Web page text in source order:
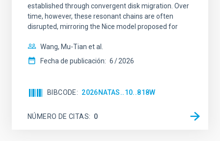
established through convergent disk migration. Over
time, however, these resonant chains are often
disrupted, mirroring the Nice model proposed for
Wang, Mu-Tian et al.
Fecha de publicación: 6 2026
BIBCODE 2026NATAS..10..818W
NÚMERO DE CITAS 0